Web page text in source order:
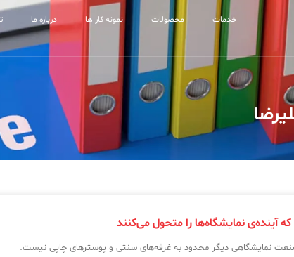
خدمات محصولات نمونه کار ها درباره ما
صنعت نمایشگاهی دیگر محدود به غرفه‌های سنتی و پوسترهای چاپی نیست.